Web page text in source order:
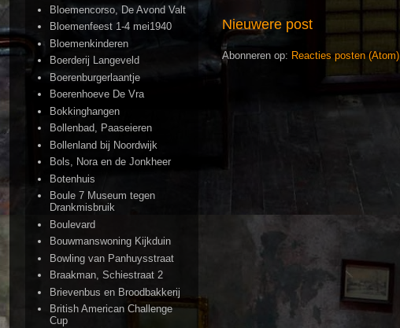
Nieuwere post
Abonneren op: Reacties posten (Atom)
Bloemencorso, De Avond Valt
Bloemenfeest 1-4 mei1940
Bloemenkinderen
Boerderij Langeveld
Boerenburgerlaantje
Boerenhoeve De Vra
Bokkinghangen
Bollenbad, Paaseieren
Bollenland bij Noordwijk
Bols, Nora en de Jonkheer
Botenhuis
Boule 7 Museum tegen
Drankmisbruik
Boulevard
Bouwmanswoning Kijkduin
Bowling van Panhuysstraat
Braakman, Schiestraat 2
Brievenbus en Broodbakkerij
British American Challenge
Cup